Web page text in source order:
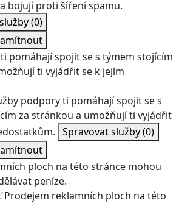
bojují proti šíření spamu.
(0)
pomáhají spojit se s týmem stojícím
ti vyjádřit se k jejím
podpory ti pomáhají spojit se s
za stránkou a umožňují ti vyjádřit
Spravovat služby(0)
ploch na této stránce mohou
peníze.
Prodejem reklamních ploch na této